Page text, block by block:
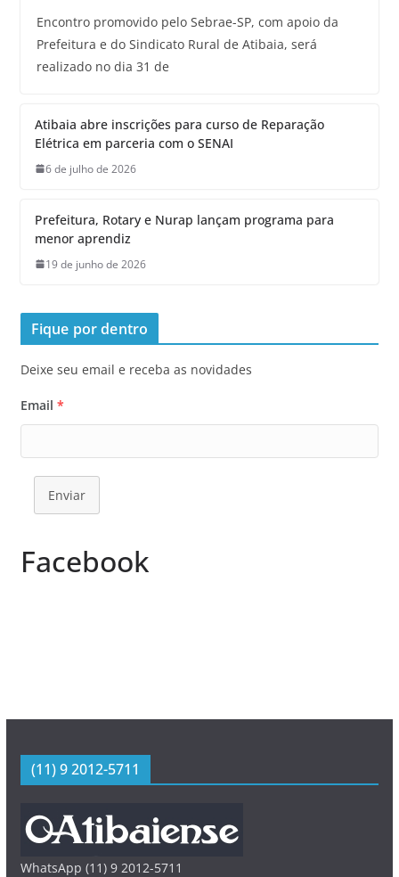
Encontro promovido pelo Sebrae-SP, com apoio da
Prefeitura e do Sindicato Rural de Atibaia, será
realizado no dia 31 de
Atibaia abre inscrições para curso de Reparação
Elétrica em parceria com o SENAI
6 de julho de 2026
Prefeitura, Rotary e Nurap lançam programa para
menor aprendiz
19 de junho de 2026
Fique por dentro
Deixe seu email e receba as novidades
Email *
Enviar
Facebook
(11) 9 2012-5711
WhatsApp (11) 9 2012-5711